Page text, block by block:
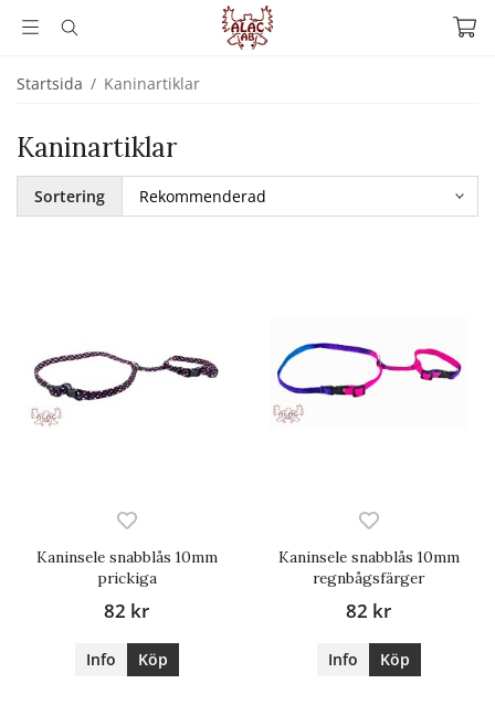
Startsida / Kaninartiklar
Kaninartiklar
Sortering
Kaninsele snabblås 10mm
prickiga
82 kr
Info Köp
Kaninsele snabblås 10mm
regnbågsfärger
82 kr
Info Köp